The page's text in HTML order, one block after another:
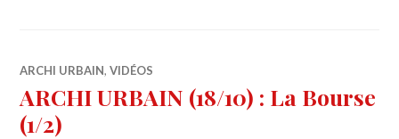
ARCHI URBAIN,VIDÉOS
ARCHI URBAIN (18/10) : La Bourse
(1/2)